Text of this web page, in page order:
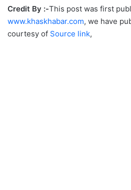
Credit By :-This post was first
www.khaskhabar.com, we have
courtesy of Source link,